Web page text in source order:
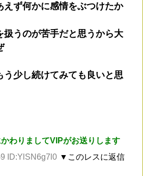
えず何かに感情をぶつけたか
扱うのが苦手だと思うから大
う少し続けてみても良いと思
わりましてVIPがお送りします
ID:YlSN6g7l0 ▼このレスに返信